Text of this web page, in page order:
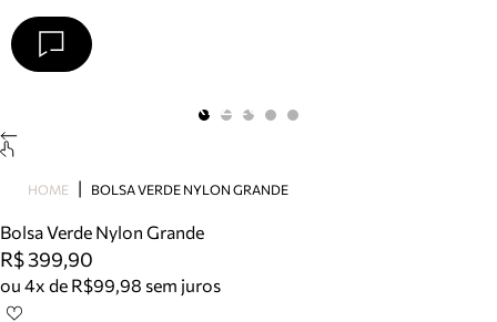
Papete
Scarpin
Mocassim
Bolsa
Arezzo
HOME BOLSA VERDE NYLON GRANDE
Bolsa Verde Nylon Grande
R$ 399,90
ou 4x de R$99,98 sem juros